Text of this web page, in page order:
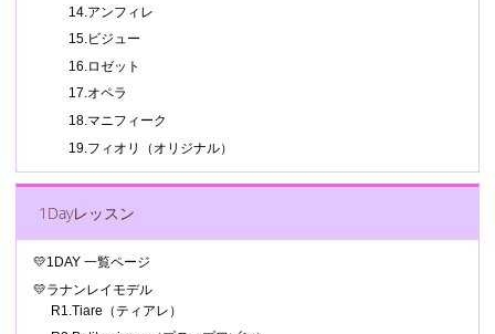
14.アンフィレ
15.ビジュー
16.ロゼット
17.オペラ
18.マニフィーク
19.フィオリ（オリジナル）
1Dayレッスン
💛1DAY 一覧ページ
💛ラナンレイモデル
R1.Tiare（ティアレ）